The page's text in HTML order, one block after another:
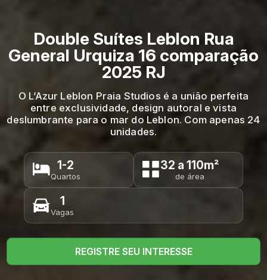
Double Suítes Leblon Rua
General Urquiza 16 comparação
2025 RJ
O L’Azur Leblon Praia Studios é a união perfeita
entre exclusividade, design autoral e vista
deslumbrante para o mar do Leblon. Com apenas 24
unidades.
1-2
Quartos
32 a 110m²
de área
1
Vagas
REGISTRE SEU INTERESSE